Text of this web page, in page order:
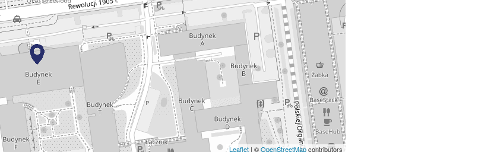
Leaflet| ©OpenStreetMapcontributors